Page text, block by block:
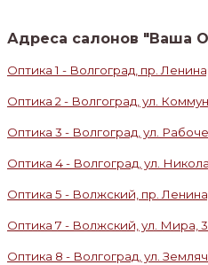
Адреса салонов "Ваша
Оптика 1 - Волгоград, пр.
Оптика 2 - Волгоград, ул.
Оптика 3 - Волгоград, ул.
Оптика 4 - Волгоград, ул.
Оптика 5 - Волжский, пр.
Оптика 7 - Волжский, ул. Мира,
Оптика 8 - Волгоград, ул.